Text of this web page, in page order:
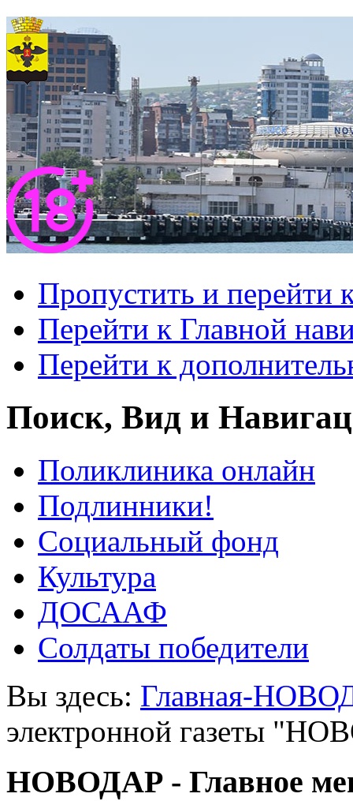
Пропустить и перейти
Перейти к Главной
Перейти к
Поиск, Вид и
Поликлиника онлайн
Подлинники!
Социальный фонд
Культура
ДОСААФ
Солдаты победители
Вы здесь: Главная-
электронной газеты
НОВОДАР - Главное